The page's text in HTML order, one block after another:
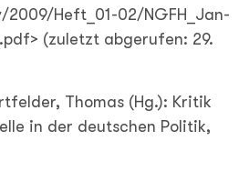
Heft_01-02/NGFH_Jan-
(zuletzt abgerufen: 29.
Thomas (Hg.): Kritik
in der deutschen Politik,